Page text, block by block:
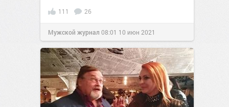
111 26
Мужской журнал 08:01 10 июн 2021